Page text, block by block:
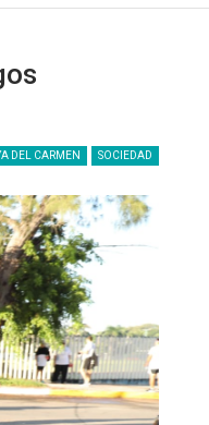
DEL CARMEN SOCIEDAD